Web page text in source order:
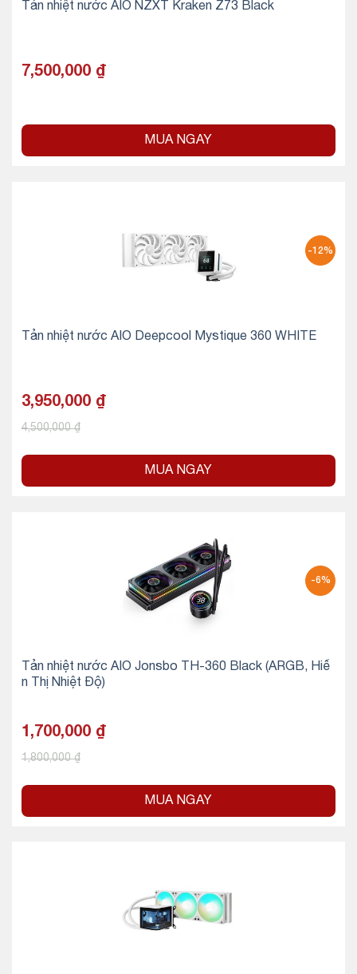
Tản nhiệt nước AIO NZXT Kraken Z73 Black
7,500,000 ₫
MUA NGAY
-12%
Tản nhiệt nước AIO Deepcool Mystique 360 WHITE
3,950,000 ₫
4,500,000₫
MUA NGAY
-6%
Tản nhiệt nước AIO Jonsbo TH-360 Black (ARGB, Hiể
n Thị Nhiệt Độ)
1,700,000 ₫
1,800,000₫
MUA NGAY